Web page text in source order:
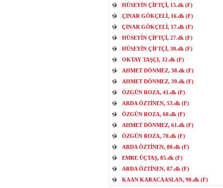
HÜSEYİN ÇİFTÇİ, 15.dk (F)
ÇINAR GÖKÇELİ, 16.dk (F)
ÇINAR GÖKÇELİ, 17.dk (F)
HÜSEYİN ÇİFTÇİ, 27.dk (F)
HÜSEYİN ÇİFTÇİ, 30.dk (F)
OKTAY TAŞÇI, 32.dk (F)
AHMET DÖNMEZ, 38.dk (F)
AHMET DÖNMEZ, 39.dk (F)
ÖZGÜN ROZA, 41.dk (F)
ARDA ÖZTİNEN, 53.dk (F)
ÖZGÜN ROZA, 60.dk (F)
AHMET DÖNMEZ, 61.dk (F)
ÖZGÜN ROZA, 70.dk (F)
ARDA ÖZTİNEN, 80.dk (F)
EMRE ÜÇTAŞ, 85.dk (F)
ARDA ÖZTİNEN, 87.dk (F)
KAAN KARACAASLAN, 90.dk (F)